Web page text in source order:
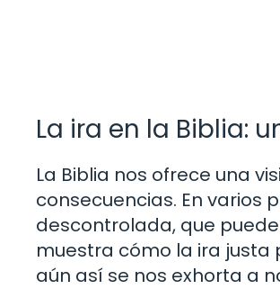
La ira en la Biblia:
La Biblia nos ofrece una
consecuencias. En varios
descontrolada, que
muestra cómo la ira justa
aún así se nos exhorta a